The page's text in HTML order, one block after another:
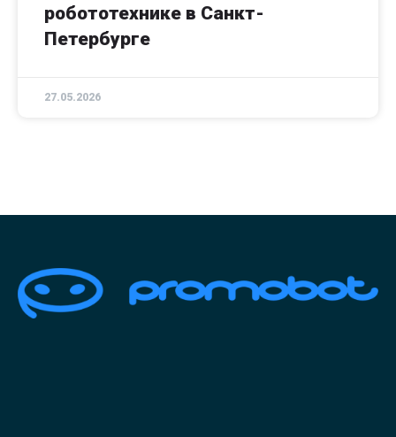
робототехнике в Санкт-
Петербурге
27.05.2026